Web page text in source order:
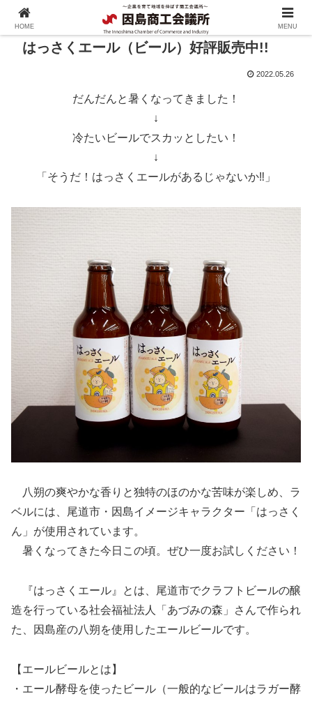
はっさくエール（ビール）好評販売中!!
2022.05.26
だんだんと暑くなってきました！
↓
冷たいビールでスカッとしたい！
↓
「そうだ！はっさくエールがあるじゃないか‼」
八朔の爽やかな香りと独特のほのかな苦味が楽しめ、ラ
ベルには、尾道市・因島イメージキャラクター「はっさく
ん」が使用されています。
暑くなってきた今日この頃。ぜひ一度お試しください！
『はっさくエール』とは、尾道市でクラフトビールの醸
造を行っている社会福祉法人「あづみの森」さんで作られ
た、因島産の八朔を使用したエールビールです。
【エールビールとは】
・エール酵母を使ったビール（一般的なビールはラガー酵
HOME MENU